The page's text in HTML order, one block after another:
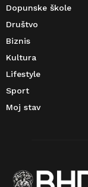
Dopunske škole
Društvo
Biznis
Kultura
Lifestyle
Sport
Moj stav